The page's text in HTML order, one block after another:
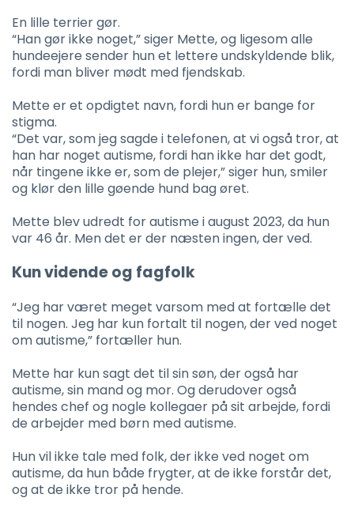
En lille terrier gør.
“Han gør ikke noget,” siger Mette, og ligesom alle
hundeejere sender hun et lettere undskyldende blik,
fordi man bliver mødt med fjendskab.
Mette er et opdigtet navn, fordi hun er bange for
stigma.
“Det var, som jeg sagde i telefonen, at vi også tror, at
han har noget autisme, fordi han ikke har det godt,
når tingene ikke er, som de plejer,” siger hun, smiler
og klør den lille gøende hund bag øret.
Mette blev udredt for autisme i august 2023, da hun
var 46 år. Men det er der næsten ingen, der ved.
Kun vidende og fagfolk
“Jeg har været meget varsom med at fortælle det
til nogen. Jeg har kun fortalt til nogen, der ved noget
om autisme,” fortæller hun.
Mette har kun sagt det til sin søn, der også har
autisme, sin mand og mor. Og derudover også
hendes chef og nogle kollegaer på sit arbejde, fordi
de arbejder med børn med autisme.
Hun vil ikke tale med folk, der ikke ved noget om
autisme, da hun både frygter, at de ikke forstår det,
og at de ikke tror på hende.